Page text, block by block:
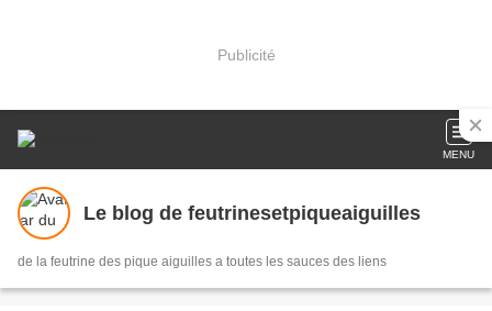
Publicité
MENU
Le blog de feutrinesetpiqueaiguilles
de la feutrine des pique aiguilles a toutes les sauces des liens